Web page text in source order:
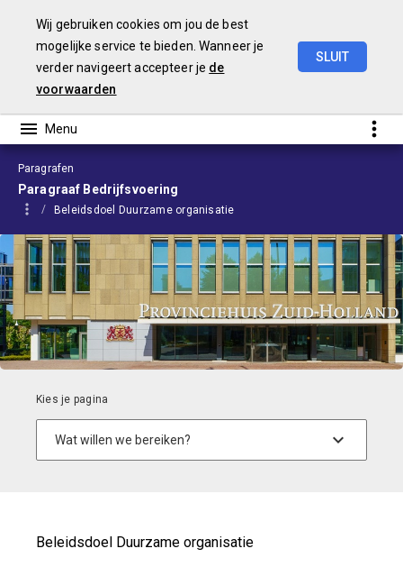
Wij gebruiken cookies om jou de best
mogelijke service te bieden. Wanneer je
verder navigeert accepteer je de
voorwaarden
SLUIT
Paragrafen
Paragraaf Bedrijfsvoering
Beleidsdoel Duurzame organisatie
Beleidsdoel Duurzame organisatie